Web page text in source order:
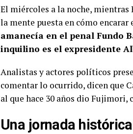
El miércoles a la noche, mientras
la mente puesta en cómo
amanecía en el penal Fundo
inquilino es el expresidente
Analistas y actores políticos
comentar lo ocurrido, dicen que
al que hace 30 años dio Fujimori,
Una jornada histórica